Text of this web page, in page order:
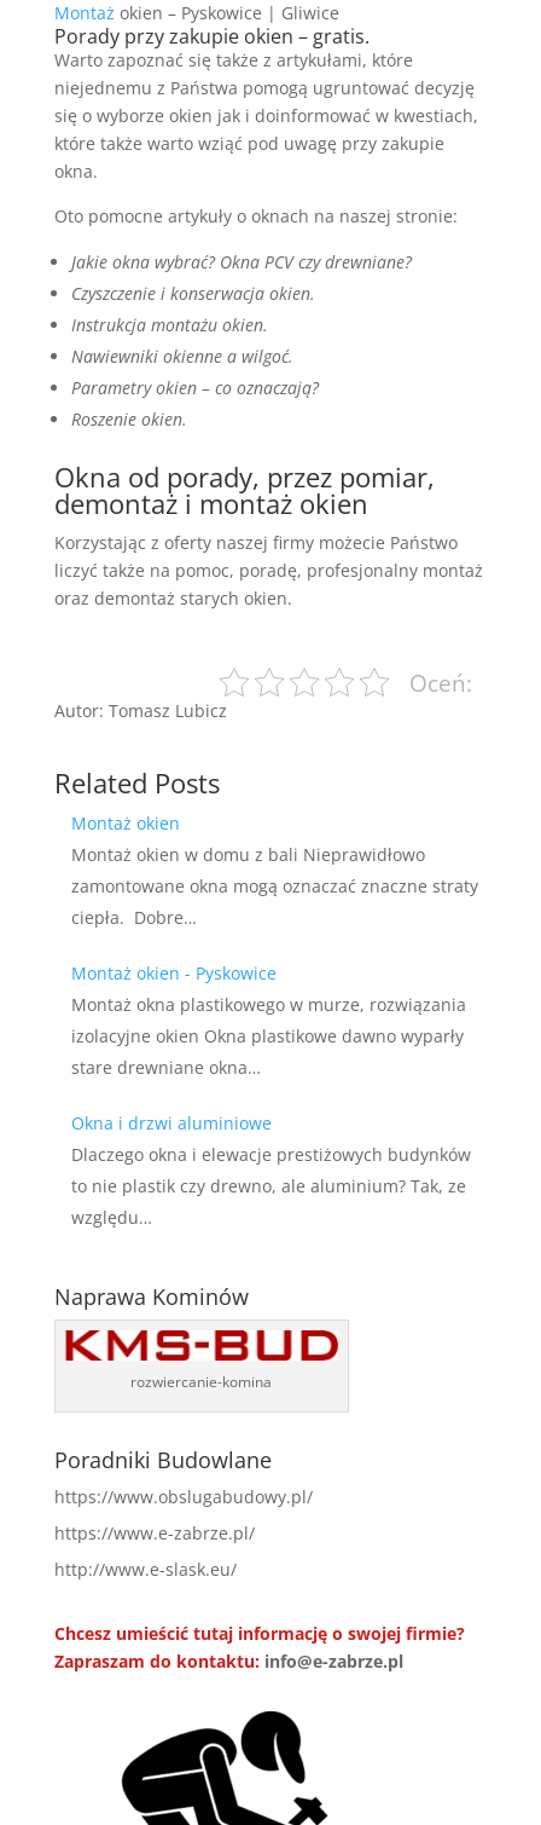
Montaż okien – Pyskowice | Gliwice
Porady przy zakupie okien – gratis.
Warto zapoznać się także z artykułami, które
niejednemu z Państwa pomogą ugruntować decyzję
się o wyborze okien jak i doinformować w kwestiach,
które także warto wziąć pod uwagę przy zakupie
okna.
Oto pomocne artykuły o oknach na naszej stronie:
Jakie okna wybrać? Okna PCV czy drewniane?
Czyszczenie i konserwacja okien.
Instrukcja montażu okien.
Nawiewniki okienne a wilgoć.
Parametry okien – co oznaczają?
Roszenie okien.
Okna od porady, przez pomiar,
demontaż i montaż okien
Korzystając z oferty naszej firmy możecie Państwo
liczyć także na pomoc, poradę, profesjonalny montaż
oraz demontaż starych okien.
Oceń:
Autor: Tomasz Lubicz
Related Posts
Montaż okien
Montaż okien w domu z bali Nieprawidłowo
zamontowane okna mogą oznaczać znaczne straty
ciepła. Dobre…
Montaż okien - Pyskowice
Montaż okna plastikowego w murze, rozwiązania
izolacyjne okien Okna plastikowe dawno wyparły
stare drewniane okna…
Okna i drzwi aluminiowe
Dlaczego okna i elewacje prestiżowych budynków
to nie plastik czy drewno, ale aluminium? Tak, ze
względu…
Naprawa Kominów
rozwiercanie-komina
Poradniki Budowlane
https://www.obslugabudowy.pl/
https://www.e-zabrze.pl/
http://www.e-slask.eu/
Chcesz umieścić tutaj informację o swojej firmie?
Zapraszam do kontaktu: info@e-zabrze.pl